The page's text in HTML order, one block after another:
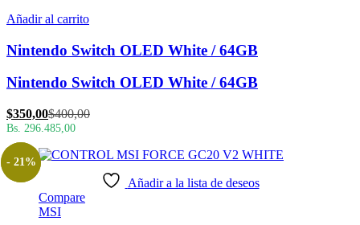
Añadir al carrito
Nintendo Switch OLED White / 64GB
Nintendo Switch OLED White / 64GB
$350,00El
precio
es:
$400,00El
era:
$400,00.
Bs. 296.485,00
Añadir a la lista de deseos
Compare
MSI
- 21%